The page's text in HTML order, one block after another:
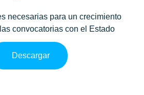
necesarias para un crecimiento
convocatorias con el Estado
Descargar